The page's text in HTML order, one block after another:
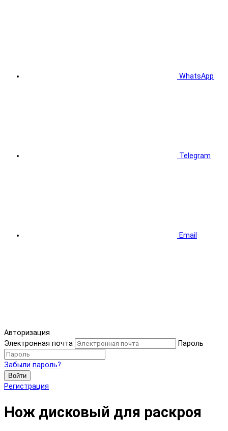
WhatsApp
Telegram
Email
Авторизация
Электронная почта
Пароль
Забыли пароль?
Войти
Регистрация
Нож дисковый для раскроя